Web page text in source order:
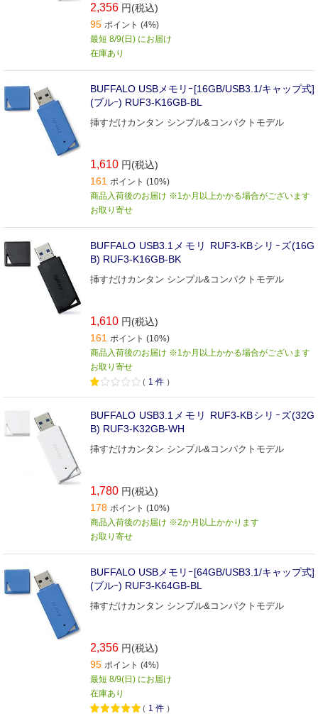
2,356 円(税込)
95 ポイント (4%)
最短 8/9(日) にお届け
在庫あり
BUFFALO USBメモリｰ[16GB/USB3.1/キャップ式]
(ブルｰ) RUF3-K16GB-BL
挿すだけカンタン シンプル&コンパクトモデル
1,610 円(税込)
161 ポイント (10%)
商品入荷後のお届け ※1か月以上かかる場合がございます
お取り寄せ
BUFFALO USB3.1メモリ RUF3-KBシリｰズ(16G
B) RUF3-K16GB-BK
挿すだけカンタン シンプル&コンパクトモデル
1,610 円(税込)
161 ポイント (10%)
商品入荷後のお届け ※1か月以上かかる場合がございます
お取り寄せ
（ 1 件 ）
BUFFALO USB3.1メモリ RUF3-KBシリｰズ(32G
B) RUF3-K32GB-WH
挿すだけカンタン シンプル&コンパクトモデル
1,780 円(税込)
178 ポイント (10%)
商品入荷後のお届け ※2か月以上かかります
お取り寄せ
BUFFALO USBメモリｰ[64GB/USB3.1/キャップ式]
(ブルｰ) RUF3-K64GB-BL
挿すだけカンタン シンプル&コンパクトモデル
2,356 円(税込)
95 ポイント (4%)
最短 8/9(日) にお届け
在庫あり
（ 1 件 ）